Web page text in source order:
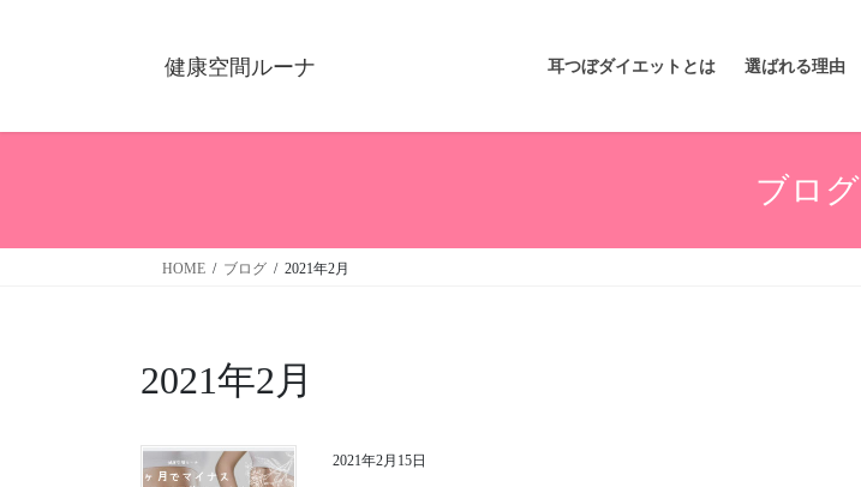
健康空間ルーナ 耳つぼダイエットとは 選ばれる理由
ブログ
HOME ブログ 2021年2月
2021年2月
2021年2月15日